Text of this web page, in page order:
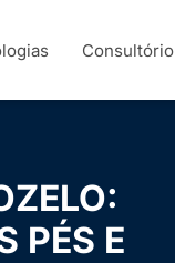
Consultório
PÉS E